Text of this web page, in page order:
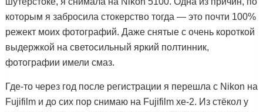
которым я забросила стокерство тогда — это почти 100%
режект моих фотографий. Даже снятые с очень короткой
выдержкой на светосильный яркий полтинник,
фотографии имели смаз.
Где-то через год после регистрации я перешла с Nikon на
Fujifilm и до сих пор снимаю на Fujifilm xe-2. Из стёкол у